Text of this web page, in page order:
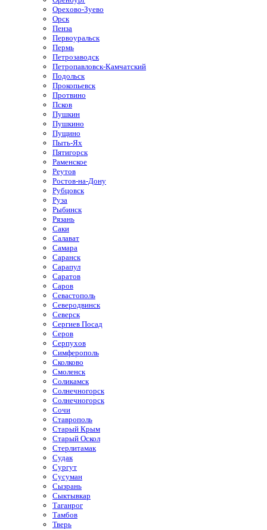
Орехово-Зуево
Орск
Пенза
Первоуральск
Пермь
Петрозаводск
Петропавловск-Камчатский
Подольск
Прокопьевск
Протвино
Псков
Пушкин
Пушкино
Пущино
Пыть-Ях
Пятигорск
Раменское
Реутов
Ростов-на-Дону
Рубцовск
Руза
Рыбинск
Рязань
Саки
Салават
Самара
Саранск
Сарапул
Саратов
Саров
Севастополь
Северодвинск
Северск
Сергиев Посад
Серов
Серпухов
Симферополь
Сколково
Смоленск
Соликамск
Солнечногорск
Солнечногорск
Сочи
Ставрополь
Старый Крым
Старый Оскол
Стерлитамак
Судак
Сургут
Сусуман
Сызрань
Сыктывкар
Таганрог
Тамбов
Тверь